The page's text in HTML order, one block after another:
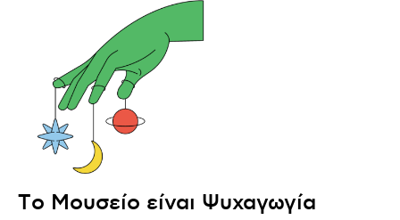
Τo Μουσείο είναι Ψυχαγωγία